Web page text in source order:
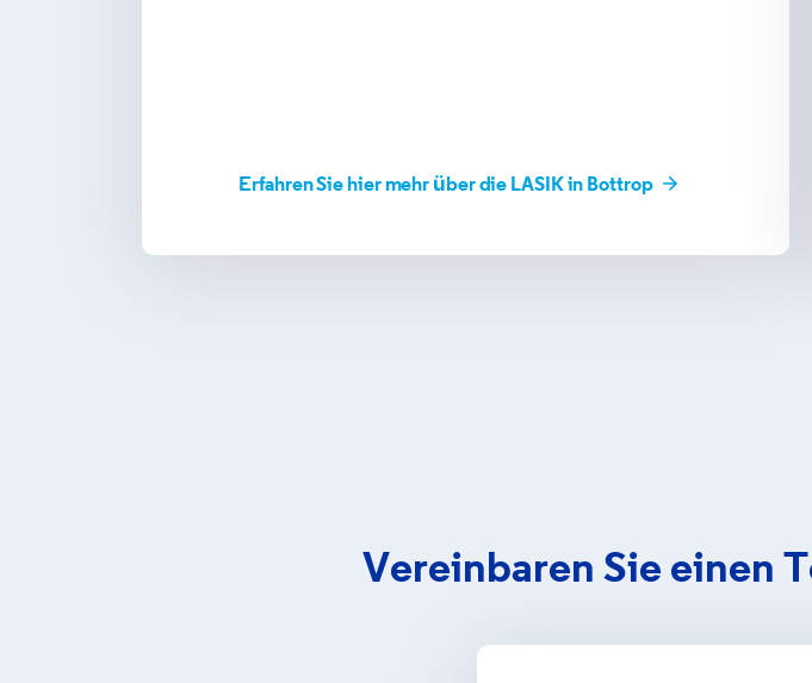
Erfahren Sie hier mehr über die LASIK in Bottrop
Vereinbaren Sie einen